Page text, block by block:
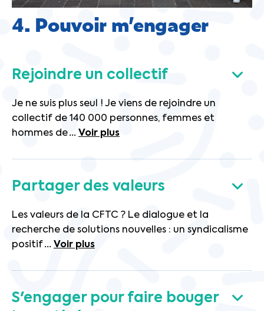
4. Pouvoir m’engager
Rejoindre un collectif
Je ne suis plus seul ! Je viens de rejoindre un
collectif de 140 000 personnes, femmes et
hommes de... Voir plus
Partager des valeurs
Les valeurs de la CFTC ? Le dialogue et la
recherche de solutions nouvelles : un syndicalisme
positif ... Voir plus
S'engager pour faire bouger